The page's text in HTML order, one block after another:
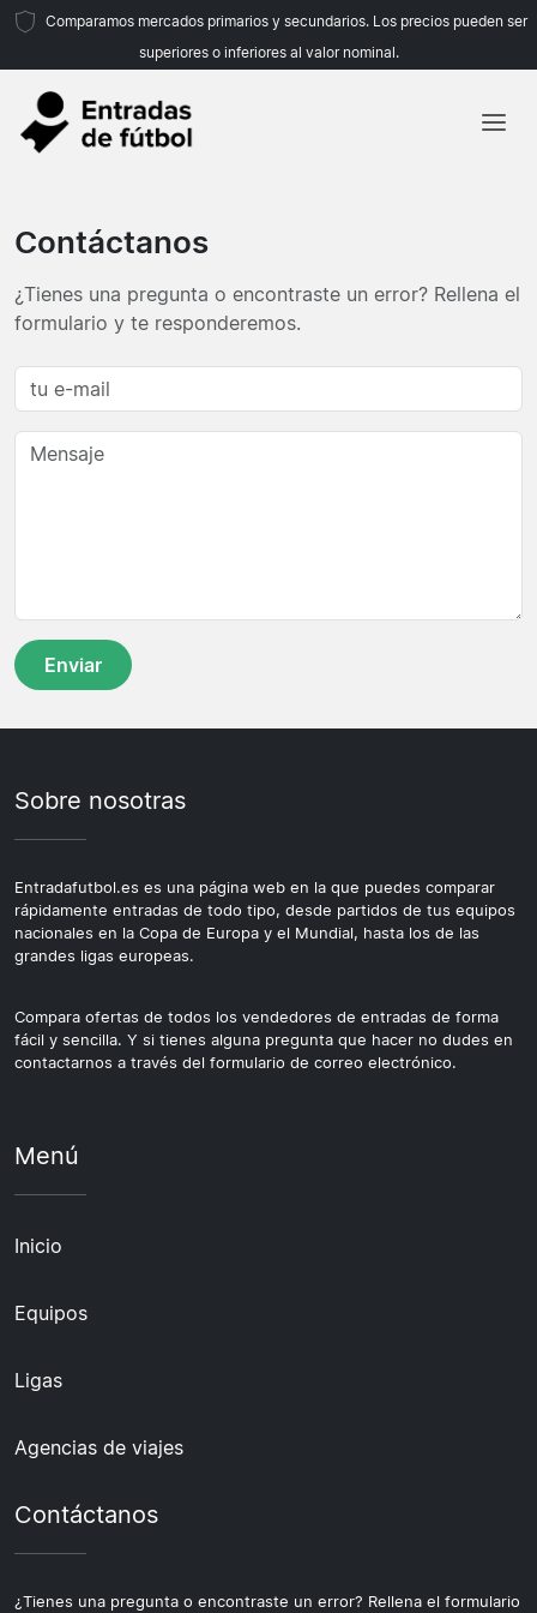
Comparamos mercados primarios y secundarios. Los precios pueden ser
superiores o inferiores al valor nominal.
Agencias de viajes
Contáctanos
¿Tienes una pregunta o encontraste un error? Rellena el
formulario y te responderemos.
Sobre nosotras
Entradafutbol.es es una página web en la que puedes comparar
rápidamente entradas de todo tipo, desde partidos de tus equipos
nacionales en la Copa de Europa y el Mundial, hasta los de las
grandes ligas europeas.
Compara ofertas de todos los vendedores de entradas de forma
fácil y sencilla. Y si tienes alguna pregunta que hacer no dudes en
contactarnos a través del formulario de correo electrónico.
Menú
Inicio
Equipos
Ligas
Agencias de viajes
Contáctanos
¿Tienes una pregunta o encontraste un error? Rellena el formulario